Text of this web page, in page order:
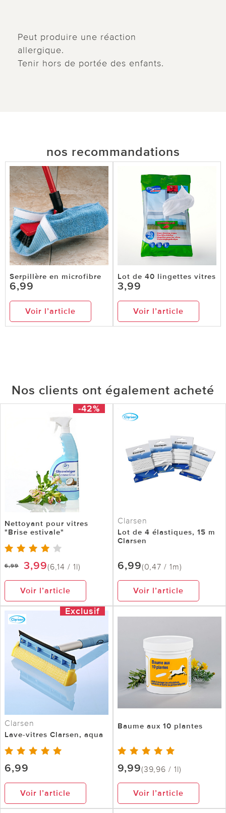
Peut produire une réaction
allergique.
Tenir hors de portée des enfants.
nos recommandations
Serpillère en microfibre
6,99
Voir l’article
Lot de 40 lingettes vitres
3,99
Voir l’article
Nos clients ont également acheté
-42%
Nettoyant pour vitres
"Brise estivale"
6,99 3,99(6,14 / 1l)
Voir l’article
Clarsen
Lot de 4 élastiques, 15 m
Clarsen
6,99(0,47 / 1m)
Voir l’article
Exclusif
Clarsen
Lave-vitres Clarsen, aqua
6,99
Voir l’article
Baume aux 10 plantes
9,99(39,96 / 1l)
Voir l’article